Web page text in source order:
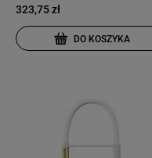
323,75 zł
DO KOSZYKA